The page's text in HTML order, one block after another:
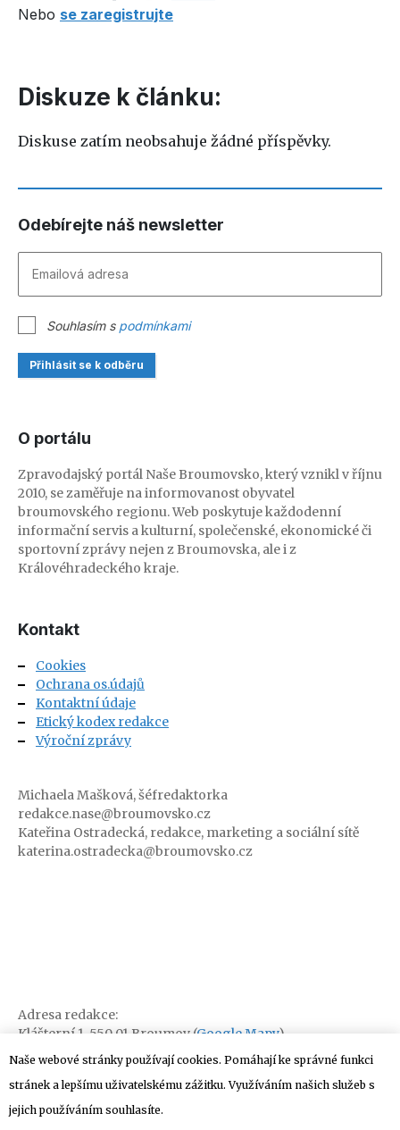
Nebo se zaregistrujte
Diskuze k článku:
Diskuse zatím neobsahuje žádné příspěvky.
Odebírejte náš newsletter
Souhlasím s podmínkami
Přihlásit se k odběru
O portálu
Zpravodajský portál Naše Broumovsko, který vznikl v říjnu
2010, se zaměřuje na informovanost obyvatel
broumovského regionu. Web poskytuje každodenní
informační servis a kulturní, společenské, ekonomické či
sportovní zprávy nejen z Broumovska, ale i z
Královéhradeckého kraje.
Kontakt
Cookies
Ochrana os.údajů
Kontaktní údaje
Etický kodex redakce
Výroční zprávy
Michaela Mašková, šéfredaktorka
redakce.nase@broumovsko.cz
Kateřina Ostradecká, redakce, marketing a sociální sítě
katerina.ostradecka@broumovsko.cz
Adresa redakce:
Klášterní 1, 550 01 Broumov (Google Mapy)
Naše webové stránky používají cookies. Pomáhají ke správné funkci
stránek a lepšímu uživatelskému zážitku. Využíváním našich služeb s
jejich používáním souhlasíte.